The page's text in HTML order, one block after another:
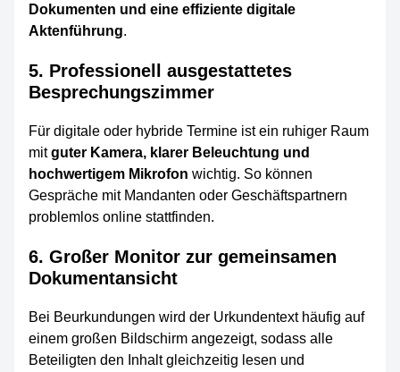
Dokumenten und eine effiziente digitale
Aktenführung.
5. Professionell ausgestattetes
Besprechungszimmer
Für digitale oder hybride Termine ist ein ruhiger Raum
mitguter Kamera, klarer Beleuchtung und
hochwertigem Mikrofon wichtig. So können
Gespräche mit Mandanten oder Geschäftspartnern
problemlos online stattfinden.
6. Großer Monitor zur gemeinsamen
Dokumentansicht
Bei Beurkundungen wird der Urkundentext häufig auf
einem großen Bildschirm angezeigt, sodass alle
Beteiligten den Inhalt gleichzeitig lesen und